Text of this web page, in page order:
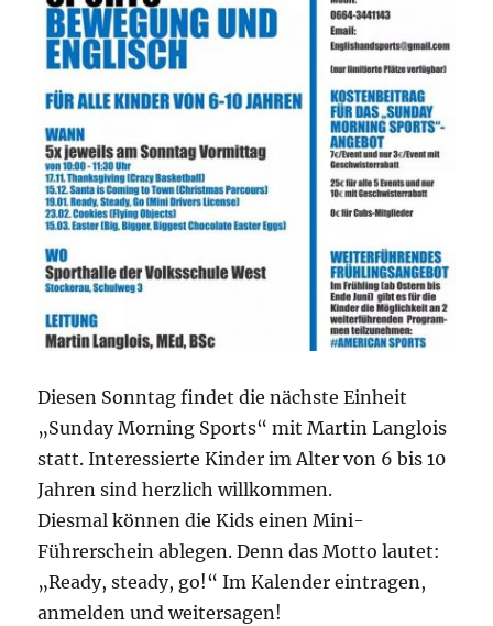
Diesen Sonntag findet die nächste Einheit
„Sunday Morning Sports“ mit Martin Langlois
statt. Interessierte Kinder im Alter von 6 bis 10
Jahren sind herzlich willkommen.
Diesmal können die Kids einen Mini-
Führerschein ablegen. Denn das Motto lautet:
„Ready, steady, go!“ Im Kalender eintragen,
anmelden und weitersagen!